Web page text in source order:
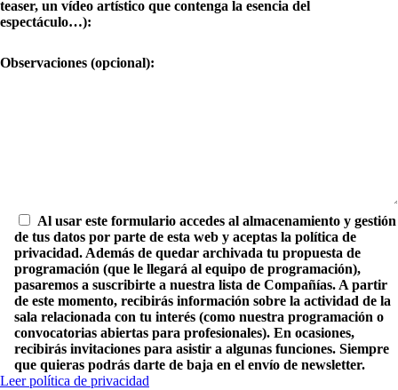
teaser, un vídeo artístico que contenga la esencia del
espectáculo…):
Observaciones (opcional):
Al usar este formulario accedes al almacenamiento y gestión
de tus datos por parte de esta web y aceptas la política de
privacidad. Además de quedar archivada tu propuesta de
programación (que le llegará al equipo de programación),
pasaremos a suscribirte a nuestra lista de Compañías. A partir
de este momento, recibirás información sobre la actividad de la
sala relacionada con tu interés (como nuestra programación o
convocatorias abiertas para profesionales). En ocasiones,
recibirás invitaciones para asistir a algunas funciones. Siempre
que quieras podrás darte de baja en el envío de newsletter.
Leer política de privacidad